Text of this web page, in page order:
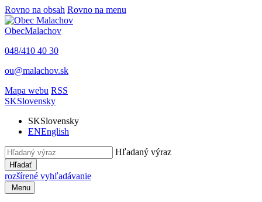
Rovno na obsah Rovno na menu
ObecMalachov
048/410 40 30
ou@malachov.sk
Mapa webu RSS
SKSlovensky
SKSlovensky
ENEnglish
Hľadaný výraz
Hľadať
rozšírené vyhľadávanie
Menu